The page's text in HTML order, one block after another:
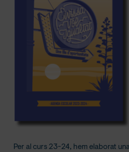
Per al curs 23-24, hem elaborat